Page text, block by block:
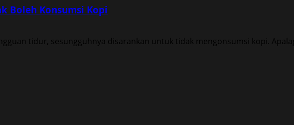
Boleh Konsumsi Kopi
tidur, sesungguhnya disarankan untuk tidak mengonsumsi kopi.